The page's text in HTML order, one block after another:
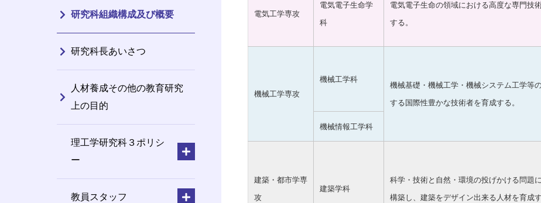
電気工学専攻
電気電子生命学
科
電気電子生命の領域における高度な専門技
する。
機械工学専攻
機械工学科
機械基礎・機械工学・機械システム工学等
する国際性豊かな技術者を育成する。
機械情報工学科
建築・都市学専
攻
建築学科
科学・技術と自然・環境の投げかける問題
構築し、建築をデザイン出来る人材を育成す
研究科組織構成及び概要
研究科長あいさつ
人材養成その他の教育研究
上の目的
理工学研究科３ポリシ
ー
教員スタッフ